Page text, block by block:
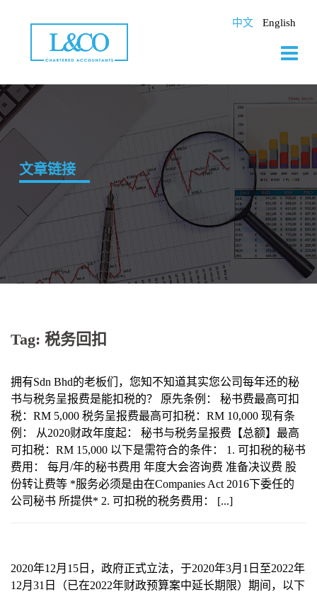
中文 English
文章链接
Tag: 税务回扣
拥有Sdn Bhd的老板们，您知不知道其实您公司每年还的秘
书与税务呈报费是能扣税的？ 原先条例： 秘书费最高可扣
税：RM 5,000 税务呈报费最高可扣税：RM 10,000 现有条
例： 从2020财政年度起： 秘书与税务呈报费【总额】最高
可扣税：RM 15,000 以下是需符合的条件： 1. 可扣税的秘书
费用： 每月/年的秘书费用 年度大会咨询费 准备决议费 股
份转让费等 *服务必须是由在Companies Act 2016下委任的
公司秘书 所提供* 2. 可扣税的税务费用： [...]
2020年12月15日，政府正式立法，于2020年3月1日至2022年
12月31日（已在2022年财政预算案中延长期限）期间，以下